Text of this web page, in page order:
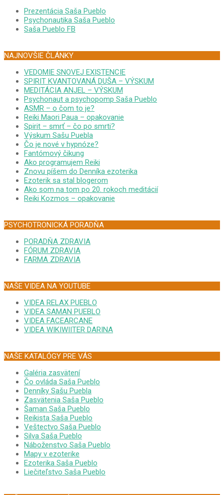
Prezentácia Saša Pueblo
Psychonautika Saša Pueblo
Saša Pueblo FB
NAJNOVŠIE ČLÁNKY
VEDOMIE SNOVEJ EXISTENCIE
SPIRIT KVANTOVANÁ DUŠA – VÝSKUM
MEDITÁCIA ANJEL – VÝSKUM
Psychonaut a psychopomp Saša Pueblo
ASMR – o čom to je?
Reiki Maori Paua – opakovanie
Spirit – smrť – čo po smrti?
Výskum Sašu Puebla
Čo je nové v hypnóze?
Fantómový čikung
Ako programujem Reiki
Znovu píšem do Denníka ezoterika
Ezoterik sa stal blogerom
Ako som na tom po 20. rokoch meditácií
Reiki Kozmos – opakovanie
PSYCHOTRONICKÁ PORADŇA
PORADŇA ZDRAVIA
FÓRUM ZDRAVIA
FARMA ZDRAVIA
NAŠE VIDEA NA YOUTUBE
VIDEA RELAX PUEBLO
VIDEA SAMAN PUEBLO
VIDEA FACEARCANE
VIDEA WIKIWIITER DARINA
NAŠE KATALÓGY PRE VÁS
Galéria zasvätení
Čo ovláda Saša Pueblo
Denníky Sašu Puebla
Zasvätenia Saša Pueblo
Šaman Saša Pueblo
Reikista Saša Pueblo
Veštectvo Saša Pueblo
Silva Saša Pueblo
Náboženstvo Saša Pueblo
Mapy v ezoterike
Ezoterika Saša Pueblo
Liečiteľstvo Saša Pueblo